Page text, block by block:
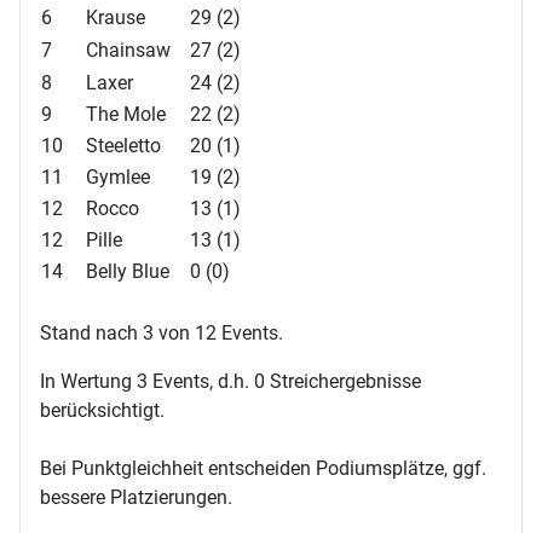
6
Krause
29 (2)
7
Chainsaw
27 (2)
8
Laxer
24 (2)
9
The Mole
22 (2)
10
Steeletto
20 (1)
11
Gymlee
19 (2)
12
Rocco
13 (1)
12
Pille
13 (1)
14
Belly Blue 0 (0)
Stand nach 3 von 12 Events.
In Wertung 3 Events, d.h. 0 Streichergebnisse
berücksichtigt.
Bei Punktgleichheit entscheiden Podiumsplätze, ggf.
bessere Platzierungen.